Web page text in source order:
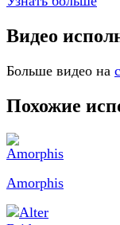
Видео
Больше видео на
Похожие
Amorphis